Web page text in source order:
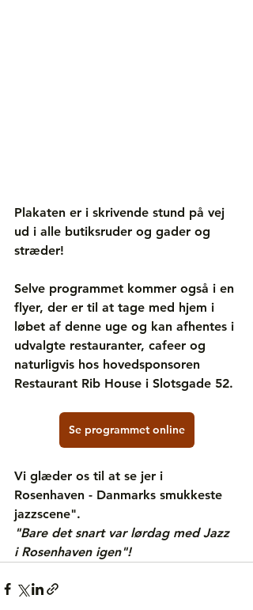
Plakaten er i skrivende stund på vej
ud i alle butiksruder og gader og
stræder!
Selve programmet kommer også i en
flyer, der er til at tage med hjem i
løbet af denne uge og kan afhentes i
udvalgte restauranter, cafeer og
naturligvis hos hovedsponsoren
Restaurant Rib House i Slotsgade 52.
Se programmet online
Vi glæder os til at se jer i
Rosenhaven - Danmarks smukkeste
jazzscene".
"Bare det snart var lørdag med Jazz
i Rosenhaven igen"!